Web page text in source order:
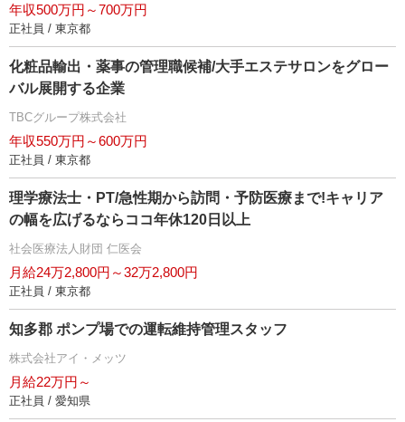
年収500万円～700万円
正社員 / 東京都
化粧品輸出・薬事の管理職候補/大手エステサロンをグロー
バル展開する企業
TBCグループ株式会社
年収550万円～600万円
正社員 / 東京都
理学療法士・PT/急性期から訪問・予防医療まで!キャリア
の幅を広げるならココ年休120日以上
社会医療法人財団 仁医会
月給24万2,800円～32万2,800円
正社員 / 東京都
知多郡 ポンプ場での運転維持管理スタッフ
株式会社アイ・メッツ
月給22万円～
正社員 / 愛知県